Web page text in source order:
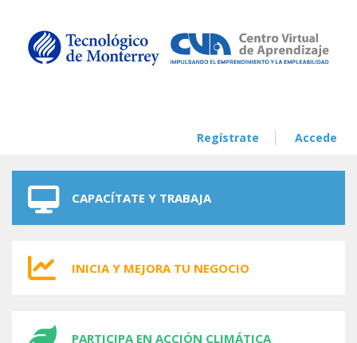
Regístrate Accede
CAPACÍTATE Y TRABAJA
INICIA Y MEJORA TU NEGOCIO
PARTICIPA EN ACCIÓN CLIMÁTICA